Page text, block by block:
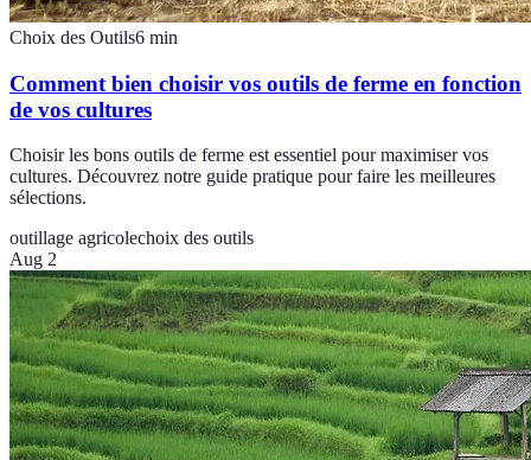
Choix des Outils6 min
Comment bien choisir vos outils de ferme en fonction
de vos cultures
Choisir les bons outils de ferme est essentiel pour maximiser vos
cultures. Découvrez notre guide pratique pour faire les meilleures
sélections.
outillage agricolechoix des outils
Aug 2